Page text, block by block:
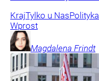
KrajTylko u NasPolityka
Wprost
Magdalena Frindt